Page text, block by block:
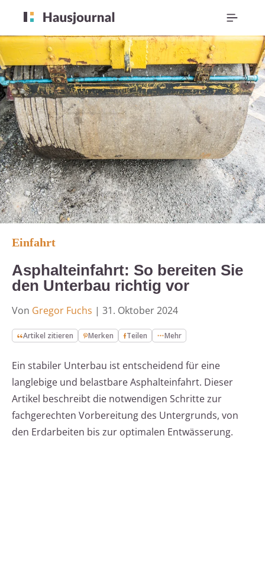
Einfahrt
Asphalteinfahrt: So bereiten Sie
den Unterbau richtig vor
Von Gregor Fuchs | 31. Oktober 2024
Artikel zitieren Merken Teilen Mehr
Ein stabiler Unterbau ist entscheidend für eine
langlebige und belastbare Asphalteinfahrt. Dieser
Artikel beschreibt die notwendigen Schritte zur
fachgerechten Vorbereitung des Untergrunds, von
den Erdarbeiten bis zur optimalen Entwässerung.